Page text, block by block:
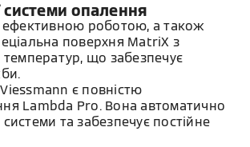
опалення
ефективною роботою, а також
поверхня MatriX з
температур, що забезпечує
є повністю
Lambda Pro. Вона автоматично
та забезпечує постійне